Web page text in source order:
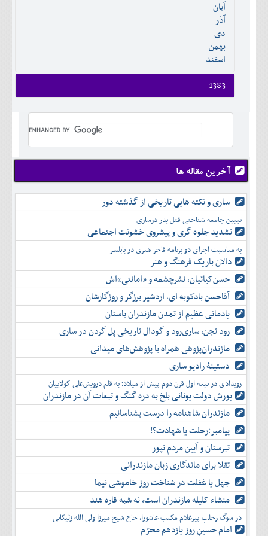
اسفند
دی
بهمن
اسفند
آبان
آذر
دی
بهمن
اسفند
1383
فروردين
تير
مرداد
شهريور
مهر
آبان
آذر
دی
بهمن
اسفند
آخرین مقاله ها
ساری و نکته هایی تاریخی از گذشته دور
تبیین جامعه شناختی قتل پدر درساری
تشدید جلوه‌ گری و پیشروی خشونت اجتماعی
به مناسبت اجرای دو برنامه فاخر هنری در بابلسر
دالان باریک فرهنگ و هنر
حسن‌کیائیان، نشرچشمه و «امانتی»اش
آقاحسن بادکوبه ای، اردشیر برزگر و روزگارشان
یادمانی عظیم از تمدن مازندران باستان
رود تجن، ساری‌رود و گودال تاریخی پل گردن در ساری
مازندران‌پژوهی همراه با پژوهش‌های میدانی
دستینۀ رادیو ساری
رویدادی در نیمه اول قرن دوم پیش از میلاد؛ به قلم درویش‌علی کولاییان
یورش دولت یونانی بلخ به دره گنگ و تبعات آن در مازندران
مازندران شاهنامه را درست بشناسانیم
پیامبر؛رحلت یا شهادت؟!
تبرستان و آیین مردم تپور
تقلا برای ماندگاری زبان مازندرانی
جهل یا غفلت در شناخت روز خاموشی نیما
منشاء کلیله مازندران است، نه شبه قاره هند
در سوگ رحلتِ پیرغلام مکتب عاشورا، حاج شیخ میرزا ولی الله زلیکانی
امام حسینِ روز یازدهم محرّم